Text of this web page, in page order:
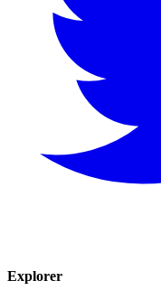
Explorer